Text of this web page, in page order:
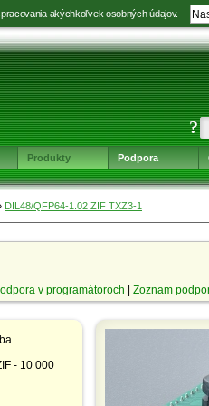
akýchkoľvek osobných údajov.
na
výber
jazyka
na
hlavnú
navigáciu
na
obsah
na
navigáciu
v
päte
?
Produkty Podpora
DIL48/QFP64-1.02 ZIF TXZ3-1
v programátoroch Zoznam
- 10 000